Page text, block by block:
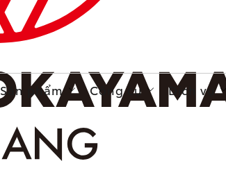
Sản phẩm Công cụ Dịch vụ